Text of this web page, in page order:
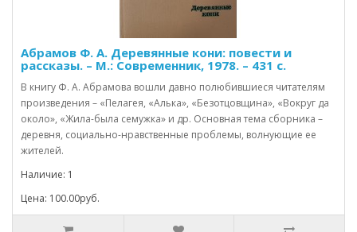
Абрамов Ф. А. Деревянные кони: повести и
рассказы. – М.: Современник, 1978. – 431 с.
В книгу Ф. А. Абрамова вошли давно полюбившиеся читателям
произведения – «Пелагея, «Алька», «Безотцовщина», «Вокруг да
около», «Жила-была семужка» и др. Основная тема сборника –
деревня, социально-нравственные проблемы, волнующие ее
жителей.
Наличие: 1
Цена: 100.00руб.